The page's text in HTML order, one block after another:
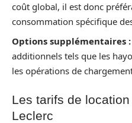
coût global, il est donc
consommation spécifique
Options supplémentaires :
additionnels tels que les
les opérations de
Les tarifs de location
Leclerc